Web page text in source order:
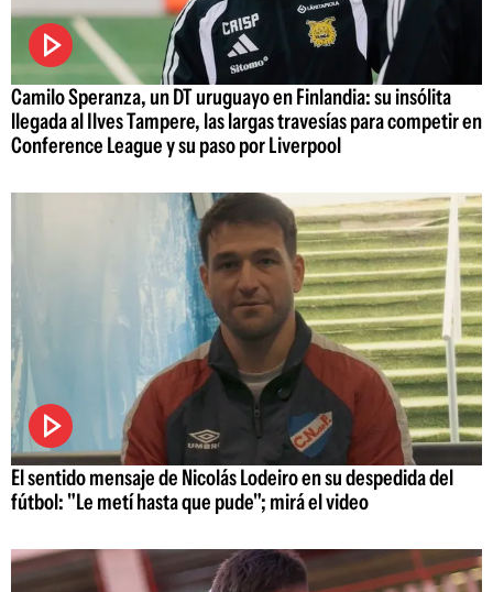
Camilo Speranza, un DT uruguayo en Finlandia: su insólita
llegada al Ilves Tampere, las largas travesías para competir en
Conference League y su paso por Liverpool
El sentido mensaje de Nicolás Lodeiro en su despedida del
fútbol: "Le metí hasta que pude"; mirá el video